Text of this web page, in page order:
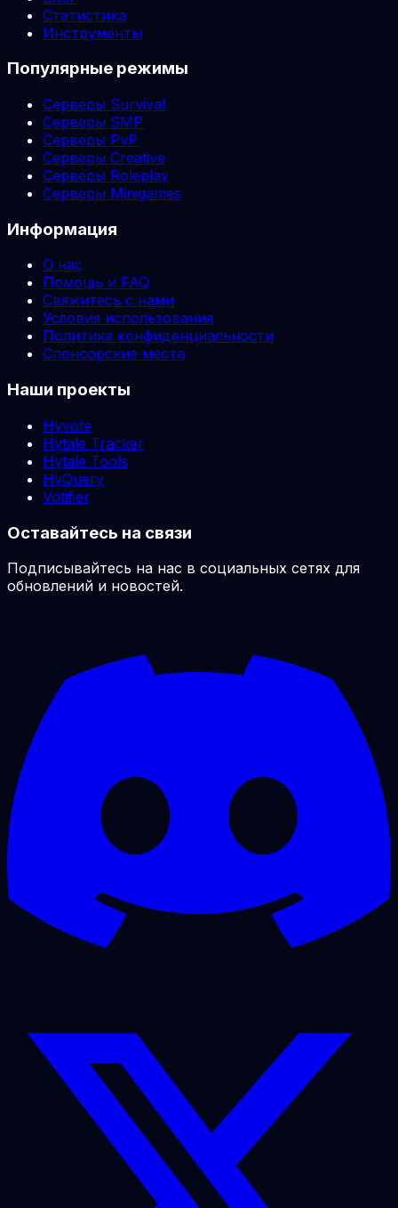
Статистика
Инструменты
Популярные режимы
Серверы Survival
Серверы SMP
Серверы PvP
Серверы Creative
Серверы Roleplay
Серверы Minigames
Информация
О нас
Помощь и FAQ
Свяжитесь с нами
Условия использования
Политика конфиденциальности
Спонсорские места
Наши проекты
Hyvote
Hytale Tracker
Hytale Tools
HyQuery
Votifier
Оставайтесь на связи
Подписывайтесь на нас в социальных сетях для
обновлений и новостей.